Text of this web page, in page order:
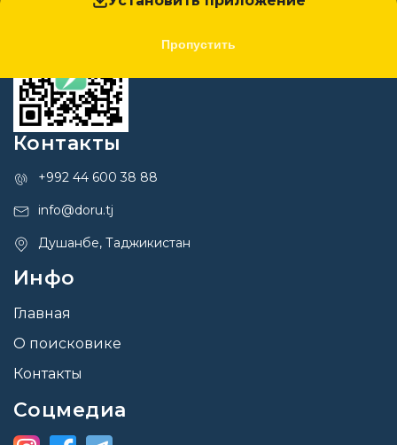
Пропустить
Контакты
+992 44 600 38 88
info@doru.tj
Душанбе, Таджикистан
Инфо
Главная
О поисковике
Контакты
Соцмедиа